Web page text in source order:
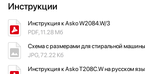
Инструкции
Инструкция к Asko W2084.W/3
PDF, 11.28 Мб
Схема с размерами для стиральной
JPG, 72.22 Кб
Инструкция к Asko T208C.W на русском